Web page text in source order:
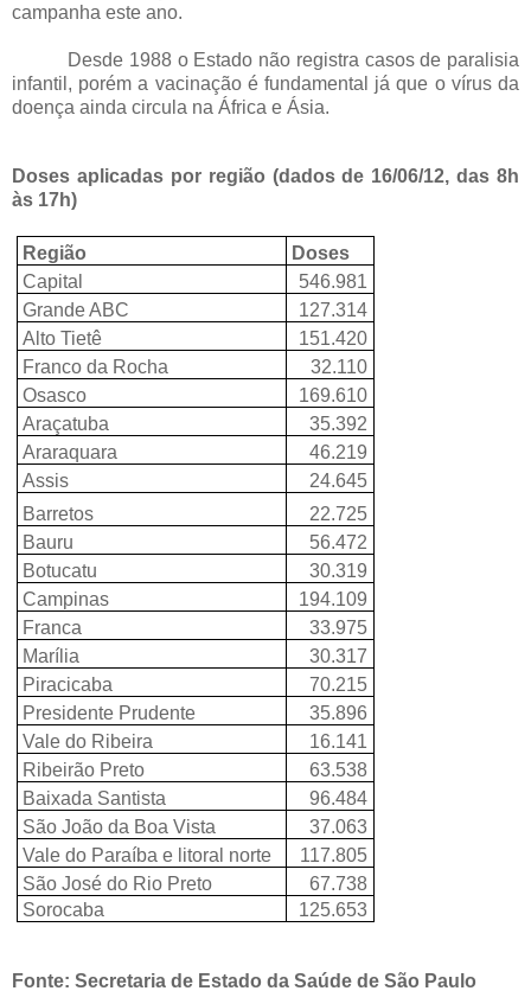
campanha este ano.
Desde 1988 o Estado não registra casos de paralisia
infantil, porém a vacinação é fundamental já que o vírus da
doença ainda circula na África e Ásia.
Doses aplicadas por região (dados de 16/06/12, das 8h
às 17h)
Região
Doses
Capital
546.981
Grande ABC
127.314
Alto Tietê
151.420
Franco da Rocha
32.110
Osasco
169.610
Araçatuba
35.392
Araraquara
46.219
Assis
24.645
Barretos
22.725
Bauru
56.472
Botucatu
30.319
Campinas
194.109
Franca
33.975
Marília
30.317
Piracicaba
70.215
Presidente Prudente
35.896
Vale do Ribeira
16.141
Ribeirão Preto
63.538
Baixada Santista
96.484
São João da Boa Vista
37.063
Vale do Paraíba e litoral norte
117.805
São José do Rio Preto
67.738
Sorocaba
125.653
Fonte: Secretaria de Estado da Saúde de São Paulo